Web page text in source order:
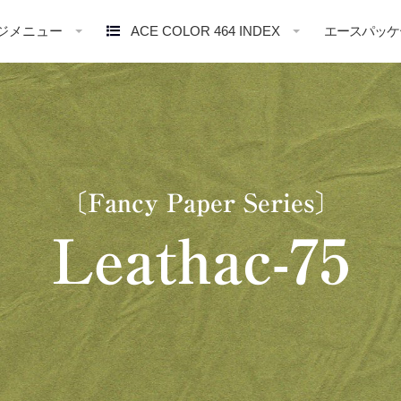
メニュー ACE COLOR 464 INDEX エースパッ
〔Fancy Paper Series〕
Leathac-75